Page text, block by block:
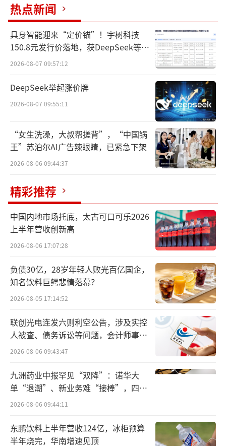
近日，宁夏银行在京东上线了官方资产店
铺，店内汇集银川及全区住宅、商铺、厂房等
各类抵债房产，全部房源均为宁夏银行产权所
有，产权清晰、无中介溢价，信息公开透明，
干净交付。
7月8日，北京商报记者在京东资产交易平
台搜索“宁夏银行”发现，宁夏银行北京路支
行名下多款房产正在拍卖，拍卖金额为几十万
元至数百万元不等，房产涵盖住宅以及写字楼
“住宅基本上挂了之后就被拍走了，”北
京商报记者从该行一位客户经理处了解到，以
住宅为例，宁夏银行上架的房产均为借款人抵
押物，现产权已过户至该行名下，不存在权属
纠纷，房屋无非正常死亡等重大瑕疵。银行上
线拍卖房产属于不良抵债资产，不同银行拍卖
房源主要在地段、物业类型（住宅、写字楼、
营业房）上存在区分，不会出现同一房源由两
家银行处置的情况。
“其余待处置资产多为写字楼与营业房，
后续新增抵债房源待完成相关手续后会陆续上
架，”上述客户经理说道。
过去一年，包括国有大行、地方农商行和农信
热点新闻
具身智能迎来“定价锚”！宇树科技
150.8元发行价落地，获DeepSeek等豪
华战配加持
2026-08-07 09:57:12
DeepSeek举起涨价牌
2026-08-07 09:55:11
“女生洗澡，大叔帮搓背”，“中国锅
王”苏泊尔AI广告辣眼睛，已紧急下架
2026-08-06 09:44:37
精彩推荐
中国内地市场托底，太古可口可乐2026
上半年营收创新高
2026-08-06 17:07:28
负债30亿，28岁年轻人败光百亿国企，
知名饮料巨鳄悲情落幕？
2026-08-05 17:14:52
联创光电连发六则利空公告，涉及实控
人被查、债务诉讼等问题，会计师事务
所曾出具“保留意见”
2026-08-06 09:43:47
九洲药业中报罕见“双降”：诺华大
单“退潮”、新业务难“接棒”，四大
难关待闯
2026-08-06 09:44:11
东鹏饮料上半年营收124亿，冰柜预算
半年烧完，华南增速见顶